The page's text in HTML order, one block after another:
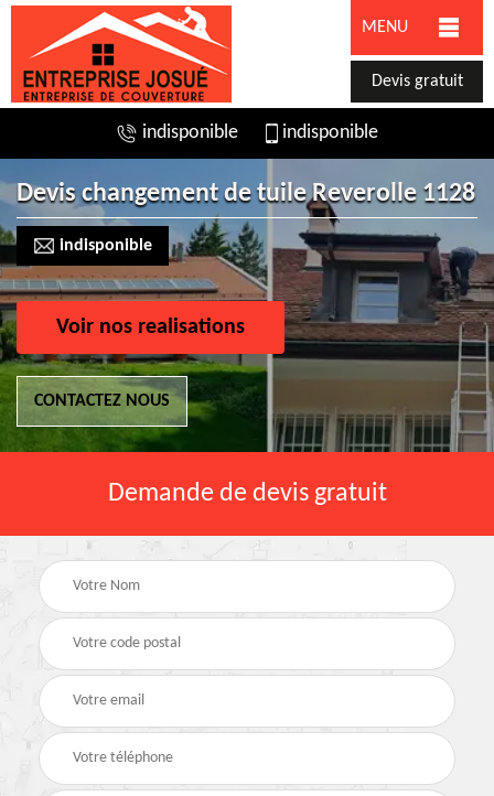
MENU
Devis gratuit
indisponible indisponible
Devis changement de tuile Reverolle 1128
indisponible
Voir nos realisations
CONTACTEZ NOUS
Demande de devis gratuit